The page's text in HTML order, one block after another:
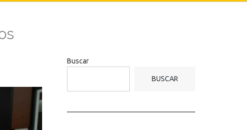
Buscar
BUSCAR